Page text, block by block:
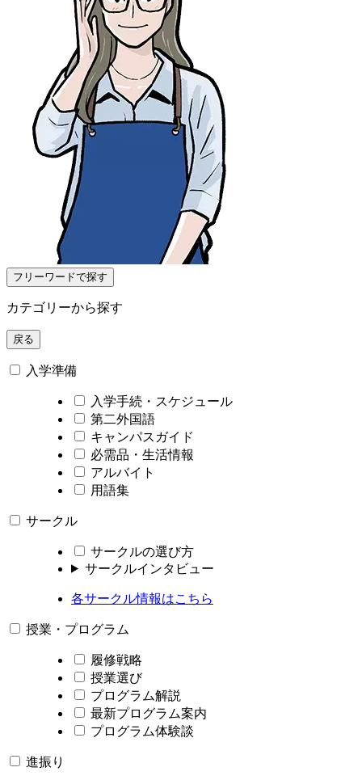
フリーワードで探す
カテゴリーから探す
戻る
入学準備
入学手続・スケジュール
第二外国語
キャンパスガイド
必需品・生活情報
アルバイト
用語集
サークル
サークルの選び方
サークルインタビュー
各サークル情報はこちら
授業・プログラム
履修戦略
授業選び
プログラム解説
最新プログラム案内
プログラム体験談
進振り